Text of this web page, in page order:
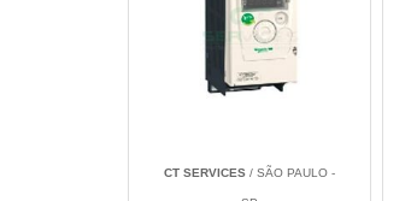
CT SERVICES / SÃO PAULO -